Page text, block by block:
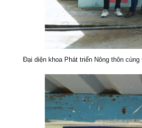
Đại diện khoa Phát triển Nông thôn